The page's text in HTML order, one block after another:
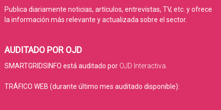
Publica diariamente noticias, artículos, entrevistas, TV, etc. y ofrece
la información más relevante y actualizada sobre el sector.
AUDITADO POR OJD
SMARTGRIDSINFO está auditado por OJD Interactiva
TRÁFICO WEB (durante último mes auditado disponible):